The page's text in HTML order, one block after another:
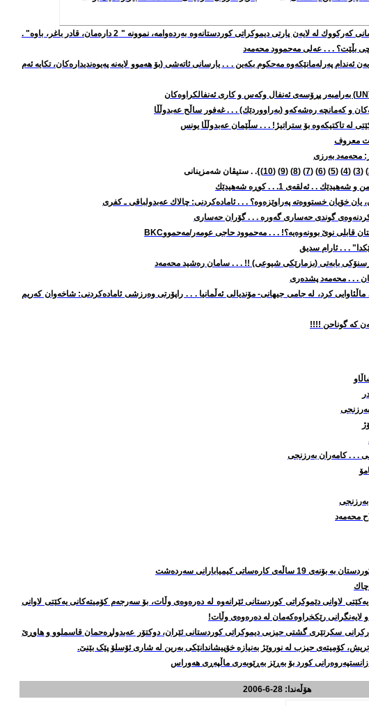
پرۆسه‌ی گه‌نده‌ڵكردنی گوندنیشانی كه‌ركووك له‌ لایه‌ن پارتی دیموكراتی كوردستانه‌وه‌ به‌رده‌وامه‌، نموونه‌ " 2 داره‌مان، قادر باغر، باوه‌" .
بڵێت؟ . . . عه‌لی مه‌حموود محه‌مه‌د
ئه‌ندام په‌رله‌مانێکه‌وه‌ مه‌حکوم بکه‌ین . . . یارسانی ئاته‌شی (بۆ هه‌موو لایه‌نه‌ په‌یوه‌ندیداره‌کان، تکایه‌ ئه‌م
UN) به‌رامبه‌ر پڕۆسه‌ی ئه‌نفال وكه‌س و كاری ئه‌نفالكراوه‌كان
و كه‌مانچه‌ ره‌شه‌كه‌و (به‌راووردێك) . . . غه‌فور ساڵح عه‌بدوڵڵا
له‌ تاکتیکه‌وه‌ بۆ ستراتیژ! . . . سڵێمان عه‌بدوڵڵا یونس
معروف
محه‌مه‌د به‌رزی
) (
3
) (
4
) (
5
) (
6
) (
7
) (
8
) (
9
) (
10)}. . ستیڤان شه‌مزینانی
من و شه‌هیدێك . .ئه‌لقه‌ی 1
. . . كوڕه‌ شه‌هیدێك
یان خۆیان خستووه‌ته‌ په‌راوێزه‌وه‌؟ . . .ئاماده‌كردنی: چالاك عه‌بدولباقی ـ كفری
گوندی حه‌ساری گه‌وره‌ . . . گۆران حه‌ساری
قابلی نوێ بوونه‌وه‌یه‌؟! . . . مه‌حموود حاجی عومه‌ر/مه‌حمووBKC
. . . ئارام سدیق
بابه‌تی (بزمارێكی شیوعی) !! . . . سامان ره‌شید محه‌مه‌د
. . . محه‌مه‌د پشده‌ری
کرد، له جامی جیهانی-‌ مۆندیالی ئه‌ڵمانیا . . . راپۆرتی وه‌رزشی ئاماده‌کردنی: شاخه‌وان که‌ریم
که‌ گوناحن !!!!
. . . کامه‌ران به‌رزنجی
محه‌مه‌د
کاره‌ساتی کیمیابارانی سه‌رده‌شت
چاك
لاوانی دێموکراتی کوردستانی ئێرانه‌وه‌ له‌ ده‌ره‌وه‌ی وڵات، بۆ سه‌رجه‌م کۆمیته‌کانی یه‌کێتی لاوانی
لایه‌نگرانی رێکخراوه‌که‌مان له‌ ده‌ره‌وه‌ی وڵات!
سکرتێری گشتی حیزبی دیموکراتی کوردستانی ئێران، دوکتۆر عه‌بدولڕه‌حمان قاسملوو و هاوڕێ
کۆمیته‌ی حیزب له‌ نوروێژ به‌نیازه‌ خۆپیشاندانێکی به‌رین له شاری ئۆسلۆ پێک بێنێ.
زانستپه‌روه‌رانی كورد بۆ به‌ڕێز به‌ڕێوبه‌ری ماڵپه‌ڕی هه‌وراس
هۆڵه‌ندا: 28-6-2006